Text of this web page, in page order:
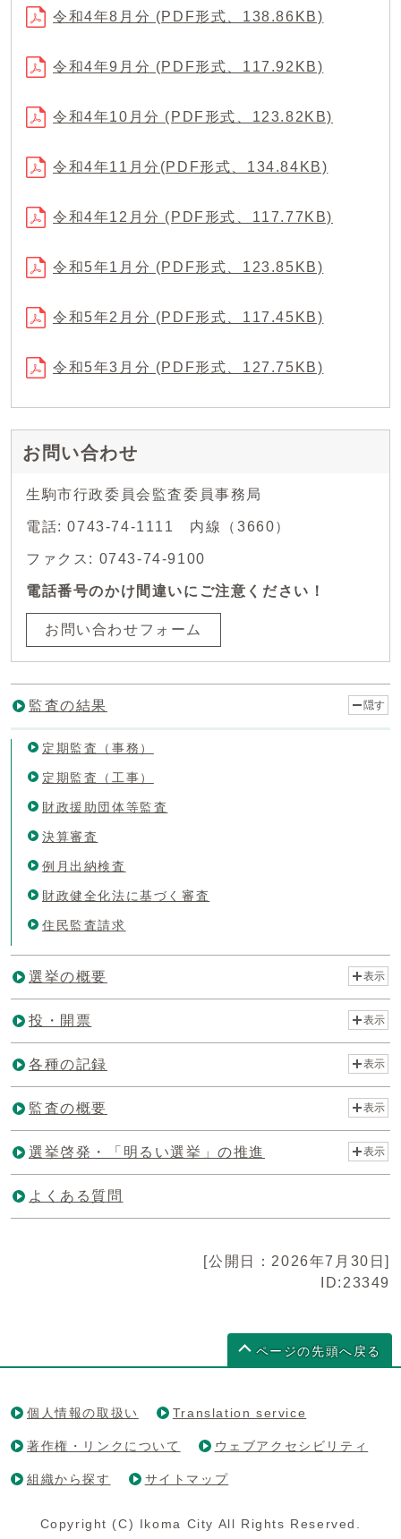
令和4年8月分 (PDF形式、138.86KB)
令和4年9月分 (PDF形式、117.92KB)
令和4年10月分 (PDF形式、123.82KB)
令和4年11月分(PDF形式、134.84KB)
令和4年12月分 (PDF形式、117.77KB)
令和5年1月分 (PDF形式、123.85KB)
令和5年2月分 (PDF形式、117.45KB)
令和5年3月分 (PDF形式、127.75KB)
お問い合わせ
生駒市行政委員会監査委員事務局
電話: 0743-74-1111 内線（3660）
ファクス: 0743-74-9100
電話番号のかけ間違いにご注意ください！
お問い合わせフォーム
監査の結果 隠す
定期監査（事務）
定期監査（工事）
財政援助団体等監査
決算審査
例月出納検査
財政健全化法に基づく審査
住民監査請求
選挙の概要 表示
投・開票 表示
各種の記録 表示
監査の概要 表示
選挙啓発・「明るい選挙」の推進 表示
よくある質問
[公開日：2026年7月30日]
ID:23349
ページの先頭へ戻る
個人情報の取扱い Translation service
著作権・リンクについて ウェブアクセシビリティ
組織から探す サイトマップ
Copyright (C) Ikoma City All Rights Reserved.